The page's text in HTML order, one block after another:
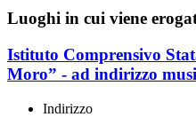
Luoghi in cui viene
Istituto Comprensivo
Moro” - ad indirizzo
Indirizzo